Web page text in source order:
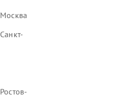
Москва
Санкт-
Ростов-